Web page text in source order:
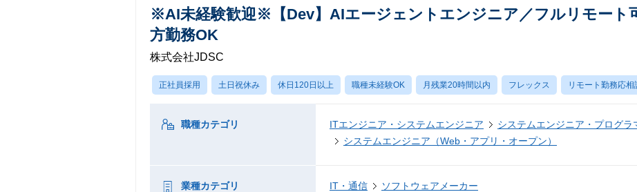
※AI未経験歓迎※【Dev】AIエージェントエンジニア／フルリモート
方勤務OK
株式会社JDSC
正社員採用 土日祝休み 休日120日以上 職種未経験OK 月残業20時間以内 フレックス リモート勤務応相
職種カテゴリ ITエンジニア・システムエンジニア
システムエンジニア・プログラ
システムエンジニア（Web・アプリ・オープン）
業種カテゴリ IT・通信 ソフトウェアメーカー